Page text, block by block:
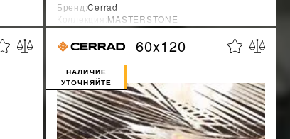
%
Бренд:Cerrad
Коллекция:MASTERSTONE
Страна-производитель:Польша
УЗНАТЬ СВОЮ СКИДКУ %
60x120
НАЛИЧИЕ
УТОЧНЯЙТЕ